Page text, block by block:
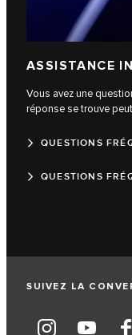
ASSISTANCE
Vous avez une
réponse se trouve
QUESTIONS
QUESTIONS
SUIVEZ LA